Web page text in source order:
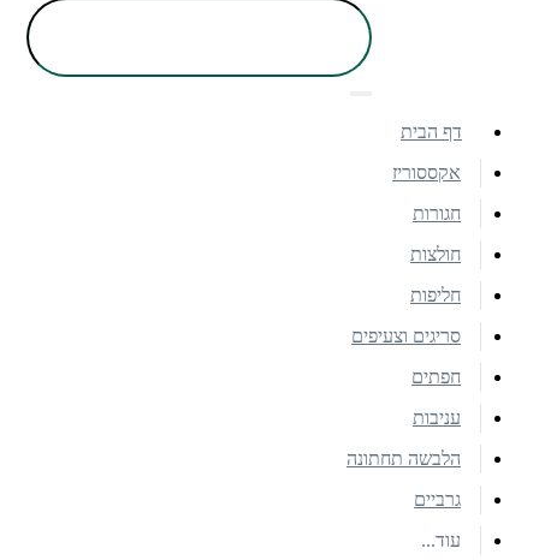
דף הבית
אקססוריז
חגורות
חולצות
חליפות
סריגים וצעיפים
חפתים
עניבות
הלבשה תחתונה
גרביים
עוד...